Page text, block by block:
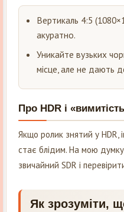
Вертикаль 4:5
акуратно.
Уникайте вузьких
місце, але не дають
Про HDR і
Якщо ролик знятий у HDR,
стає блідим. На мою
звичайний SDR і
Як зрозуміти,